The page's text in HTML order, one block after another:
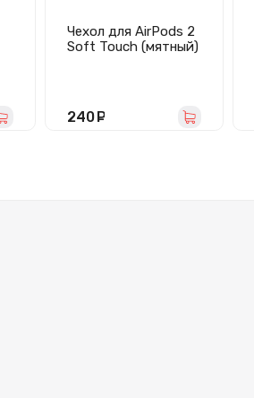
Чехол для AirPods 2
Soft Touch (мятный)
240